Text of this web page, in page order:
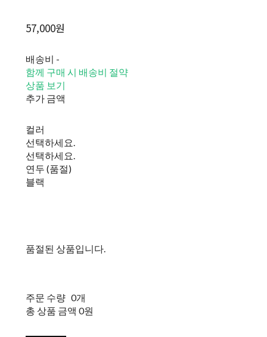
57,000원
배송비 -
함께 구매 시 배송비 절약
상품 보기
추가 금액
컬러
선택하세요.
선택하세요.
연두 (품절)
블랙
품절된 상품입니다.
주문 수량 0개
총 상품 금액 0원